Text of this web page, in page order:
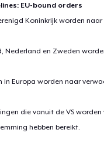
EU-bound orders
Koninkrijk worden
Nederland en Zweden
in Europa worden naar
die vanuit de VS
hebben bereikt.